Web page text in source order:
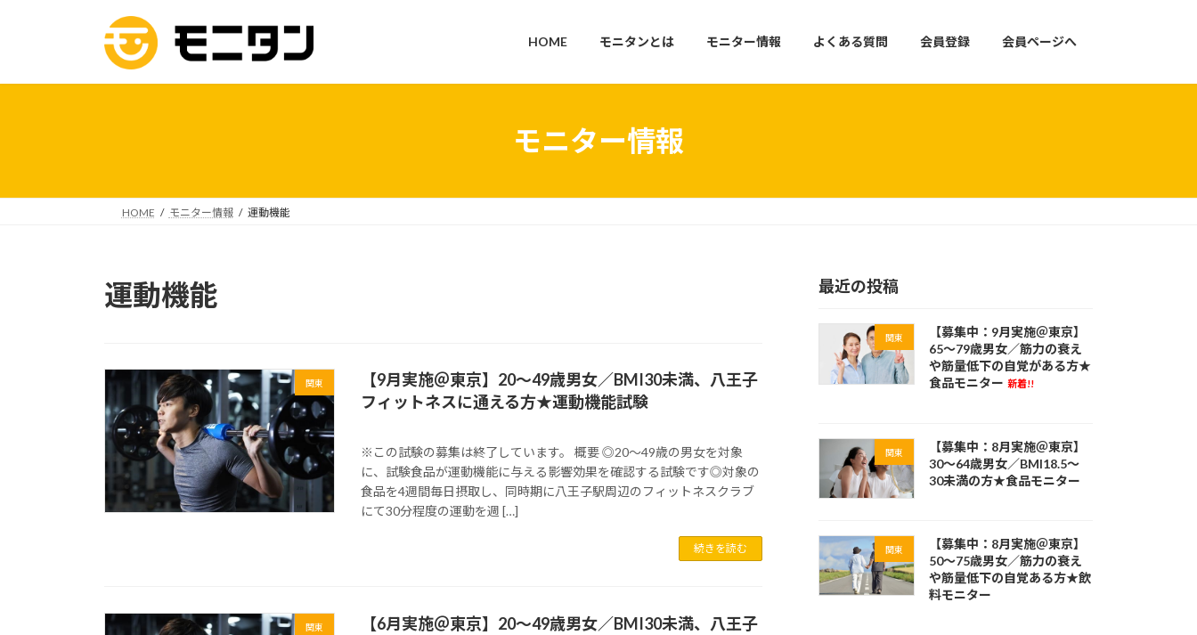
プ
動
HOME モニタンとは モニター情報 よくある質問 会員登録 会員ページへ
モニター情報
HOME モニター情報 運動機能
運動機能
関東
【9月実施＠東京】20～49歳男女／BMI30未満、八王子
フィットネスに通える方★運動機能試験
※この試験の募集は終了しています。 概要 ◎20～49歳の男女を対象
に、試験食品が運動機能に与える影響効果を確認する試験です◎対象の
食品を4週間毎日摂取し、同時期に八王子駅周辺のフィットネスクラブ
にて30分程度の運動を週 […]
続きを読む
関東
【6月実施＠東京】20～49歳男女／BMI30未満、八王子
最近の投稿
関東
【募集中：9月実施＠東京】
65～79歳男女／筋力の衰え
や筋量低下の自覚がある方★
食品モニター 新着!!
関東
【募集中：8月実施＠東京】
30～64歳男女／BMI18.5～
30未満の方★食品モニター
関東
【募集中：8月実施＠東京】
50～75歳男女／筋力の衰え
や筋量低下の自覚ある方★飲
料モニター